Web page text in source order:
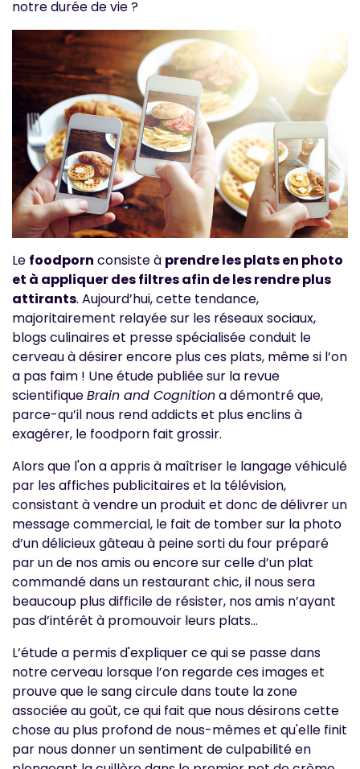
notre durée de vie ?
Le foodporn consiste à prendre les plats en photo
et à appliquer des filtres afin de les rendre plus
attirants. Aujourd’hui, cette tendance,
majoritairement relayée sur les réseaux sociaux,
blogs culinaires et presse spécialisée conduit le
cerveau à désirer encore plus ces plats, même si l’on
a pas faim ! Une étude publiée sur la revue
scientifiqueBrain and Cognitiona démontré que,
parce-qu’il nous rend addicts et plus enclins à
exagérer, le foodporn fait grossir.
Alors que l'on a appris à maîtriser le langage véhiculé
par les affiches publicitaires et la télévision,
consistant à vendre un produit et donc de délivrer un
message commercial, le fait de tomber sur la photo
d’un délicieux gâteau à peine sorti du four préparé
par un de nos amis ou encore sur celle d’un plat
commandé dans un restaurant chic, il nous sera
beaucoup plus difficile de résister, nos amis n’ayant
pas d’intérêt à promouvoir leurs plats...
L’étude a permis d'expliquer ce qui se passe dans
notre cerveau lorsque l’on regarde ces images et
prouve que le sang circule dans toute la zone
associée au goût, ce qui fait que nous désirons cette
chose au plus profond de nous-mêmes et qu'elle finit
par nous donner un sentiment de culpabilité en